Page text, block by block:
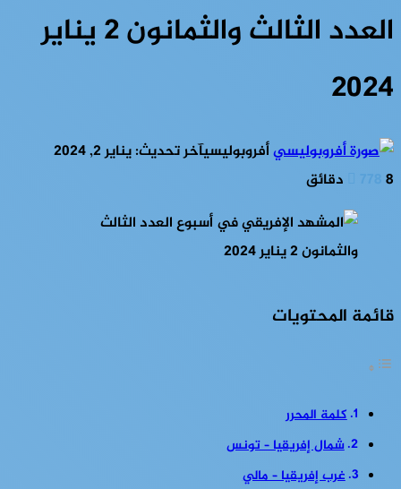
العدد الثالث والثمانون 2 يناير
2024
أفروبوليسيآخر تحديث: يناير 2, 2024
8 دقائق
قائمة المحتويات
كلمة المحرر
شمال إفريقيا – تونس
غرب إفريقيا – مالي